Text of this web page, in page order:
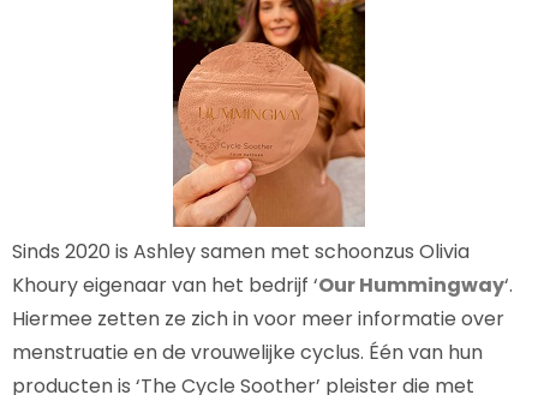
Sinds 2020 is Ashley samen met schoonzus Olivia
Khoury eigenaar van het bedrijf ‘Our Hummingway‘.
Hiermee zetten ze zich in voor meer informatie over
menstruatie en de vrouwelijke cyclus. Één van hun
producten is ‘The Cycle Soother’ pleister die met